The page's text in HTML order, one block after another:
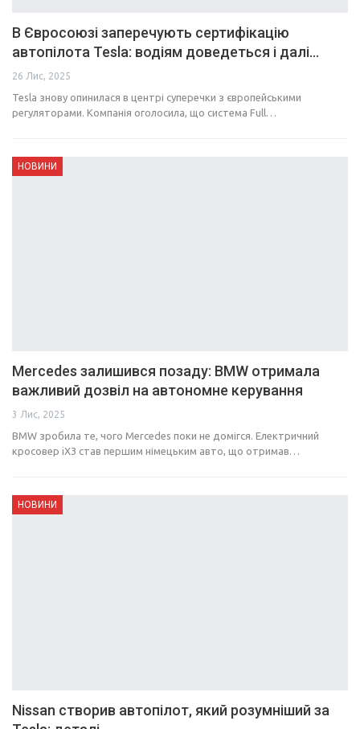
В Євросоюзі заперечують сертифікацію
автопілота Tesla: водіям доведеться і далі…
26 Лис, 2025
Tesla знову опинилася в центрі суперечки з європейськими
регуляторами. Компанія оголосила, що система Full…
НОВИНИ
Mercedes залишився позаду: BMW отримала
важливий дозвіл на автономне керування
3 Лис, 2025
BMW зробила те, чого Mercedes поки не домігся. Електричний
кросовер iX3 став першим німецьким авто, що отримав…
НОВИНИ
Nissan створив автопілот, який розумніший за